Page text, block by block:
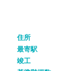
住所
最寄駅
竣工